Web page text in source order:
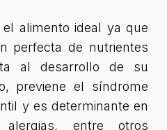
alimento ideal ya que
perfecta de nutrientes
al desarrollo de su
previene el síndrome
y es determinante en
entre otros